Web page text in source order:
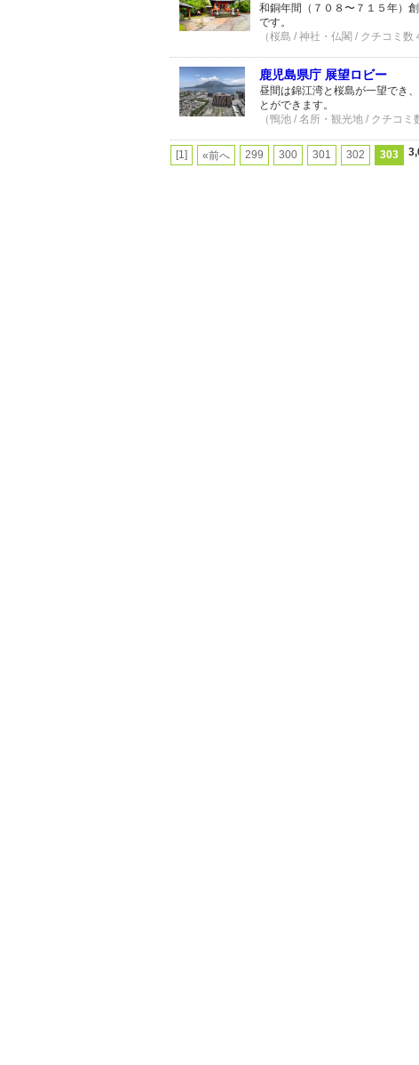
和銅年間（７０８〜７１５年）
です。
（桜島 / 神社・仏閣 / クチコミ数
鹿児島県庁 展望ロビー
昼間は錦江湾と桜島が一望でき
とができます。
（鴨池 / 名所・観光地 / クチコミ
[1] «前へ 299 300 301 302 303